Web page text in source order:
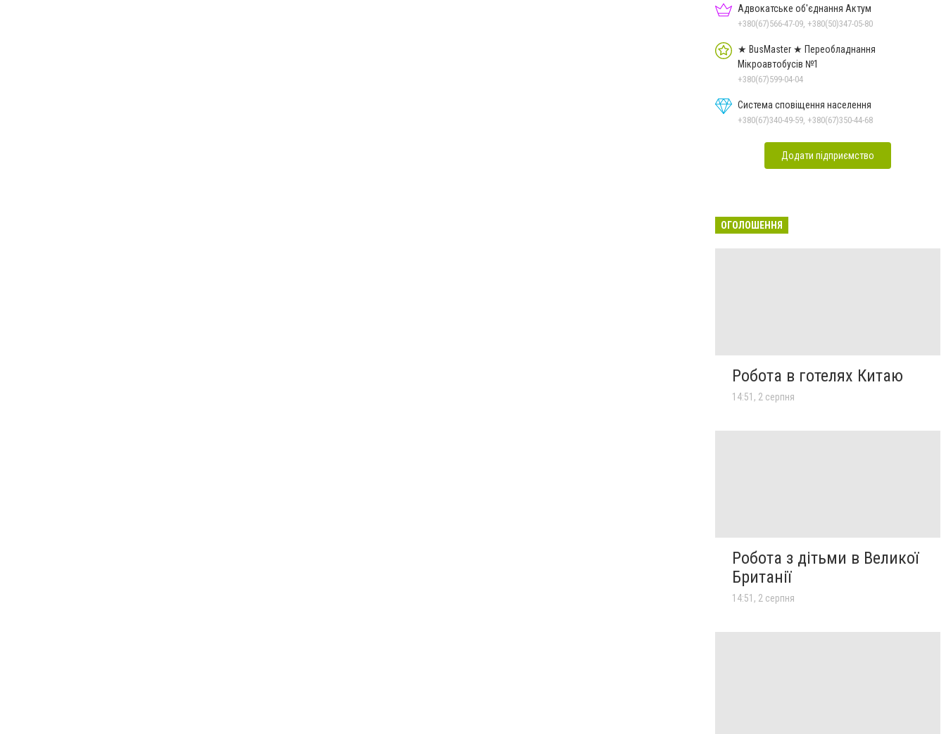
Адвокатське об'єднання Актум
+380(67)566-47-09, +380(50)347-05-80
★ BusMaster ★ Переобладнання
Мікроавтобусів №1
+380(67)599-04-04
Система сповіщення населення
+380(67)340-49-59, +380(67)350-44-68
Додати підприємство
ОГОЛОШЕННЯ
Робота в готелях Китаю
14:51, 2 серпня
Робота з дітьми в Великої
Британії
14:51, 2 серпня